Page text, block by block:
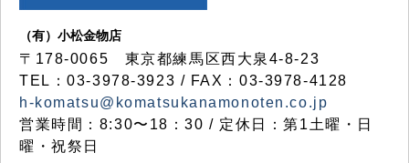
（有）小松金物店
〒178-0065 東京都練馬区西大泉4-8-23
TEL：03-3978-3923 / FAX：03-3978-4128
h-komatsu@komatsukanamonoten.co.jp
営業時間：8:30〜18：30 / 定休日：第1土曜・日
曜・祝祭日